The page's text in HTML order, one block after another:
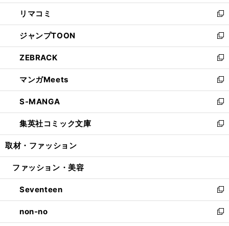
ウ
で
開
く
ン
ド
ウ
で
開
く
ウ
ィ
ン
ド
ウ
で
開
く
し
い
ウ
ィ
ン
ド
ウ
で
開
く
リマコミ
新
し
い
ウ
ィ
ン
ド
ウ
で
開
く
ジャンプTOON
新
し
い
ウ
ィ
ン
ド
ウ
で
開
ZEBRACK
新
し
い
ウ
ィ
ン
ド
ウ
開
マンガMeets
新
し
い
ウ
ィ
ン
ウ
開
く
S-MANGA
新
し
い
ウ
ン
ウ
で
開
く
集英社コミック文庫
新
し
ウ
ン
ド
ウ
で
開
取材・ファッション
ファッション・美容
Seventeen
新
し
い
ウ
non-no
新